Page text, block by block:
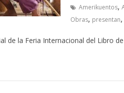
Amerikuentos,
Obras, presentan,
de la Feria Internacional del Libro